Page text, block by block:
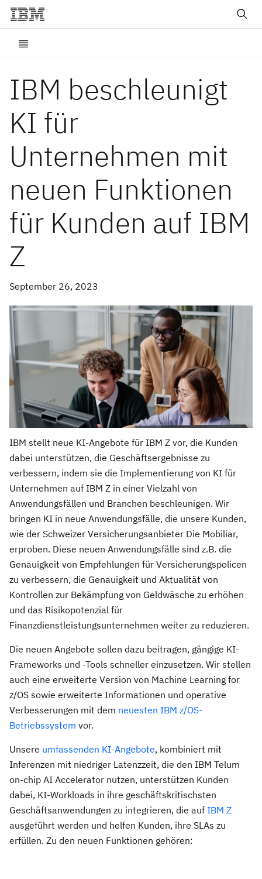
IBM beschleunigt
KI für
Unternehmen mit
neuen Funktionen
für Kunden auf IBM
Z
September 26, 2023
IBM stellt neue KI-Angebote für IBM Z vor, die Kunden
dabei unterstützen, die Geschäftsergebnisse zu
verbessern, indem sie die Implementierung von KI für
Unternehmen auf IBM Z in einer Vielzahl von
Anwendungsfällen und Branchen beschleunigen. Wir
bringen KI in neue Anwendungsfälle, die unsere Kunden,
wie der Schweizer Versicherungsanbieter Die Mobiliar,
erproben. Diese neuen Anwendungsfälle sind z.B. die
Genauigkeit von Empfehlungen für Versicherungspolicen
zu verbessern, die Genauigkeit und Aktualität von
Kontrollen zur Bekämpfung von Geldwäsche zu erhöhen
und das Risikopotenzial für
Finanzdienstleistungsunternehmen weiter zu reduzieren.
Die neuen Angebote sollen dazu beitragen, gängige KI-
Frameworks und -Tools schneller einzusetzen. Wir stellen
auch eine erweiterte Version von Machine Learning for
z/OS sowie erweiterte Informationen und operative
Verbesserungen mit dem neuesten IBM z/OS-
Betriebssystem vor.
Unsere umfassenden KI-Angebote, kombiniert mit
Inferenzen mit niedriger Latenzzeit, die den IBM Telum
on-chip AI Accelerator nutzen, unterstützen Kunden
dabei, KI-Workloads in ihre geschäftskritischsten
Geschäftsanwendungen zu integrieren, die auf IBM Z
ausgeführt werden und helfen Kunden, ihre SLAs zu
erfüllen. Zu den neuen Funktionen gehören: